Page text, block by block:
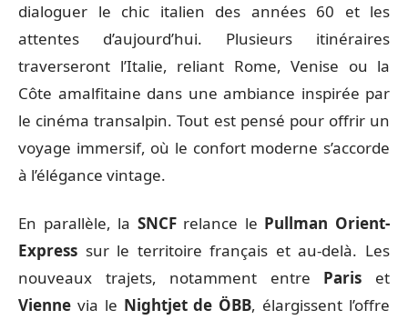
dialoguer le chic italien des années 60 et les
attentes d’aujourd’hui. Plusieurs itinéraires
traverseront l’Italie, reliant Rome, Venise ou la
Côte amalfitaine dans une ambiance inspirée par
le cinéma transalpin. Tout est pensé pour offrir un
voyage immersif, où le confort moderne s’accorde
à l’élégance vintage.
En parallèle, la SNCFrelance le Pullman Orient-
Express sur le territoire français et au-delà. Les
nouveaux trajets, notamment entre Paris et
Vienne via le Nightjet de ÖBB, élargissent l’offre